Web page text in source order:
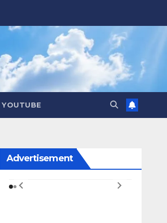
YOUTUBE
Advertisement